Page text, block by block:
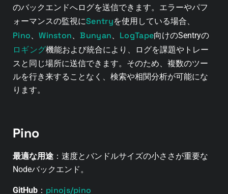
のバックエンドへログを送信できます。エラーやパフ
ォーマンスの監視にSentryを使用している場合、
Pino、Winston、Bunyan、 LogTape向けのSentryの
ロギング機能および統合により、ログを課題やトレー
スと同じ場所に送信できます。そのため、複数のツー
ルを行き来することなく、検索や相関分析が可能にな
ります。
Pino
最適な用途 ：速度とバンドルサイズの小ささが重要な
Nodeバックエンド。
GitHub ： pinojs/pino